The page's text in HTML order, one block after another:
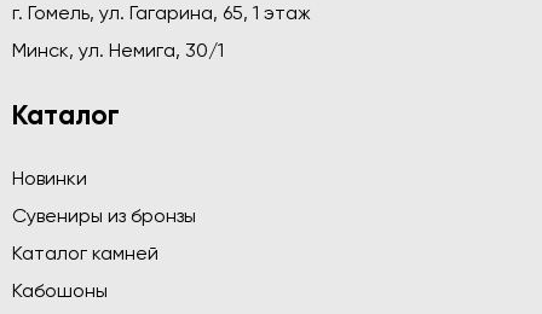
г. Гомель, ул. Гагарина, 65, 1 этаж
Минск, ул. Немига, 30/1
Каталог
Новинки
Сувениры из бронзы
Каталог камней
Кабошоны